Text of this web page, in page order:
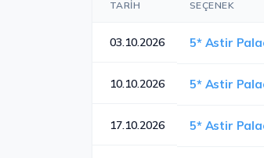
TARIH SEÇENEK
03.10.2026 5* Astir
10.10.2026 5* Astir
17.10.2026 5* Astir